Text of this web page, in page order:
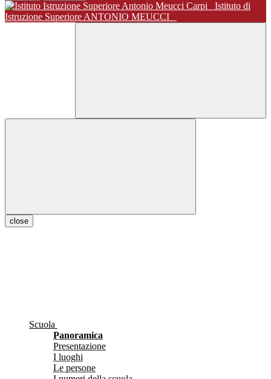
Istituto di
Istruzione Superiore ANTONIO MEUCCI
close
Scuola
Panoramica
Presentazione
I luoghi
Le persone